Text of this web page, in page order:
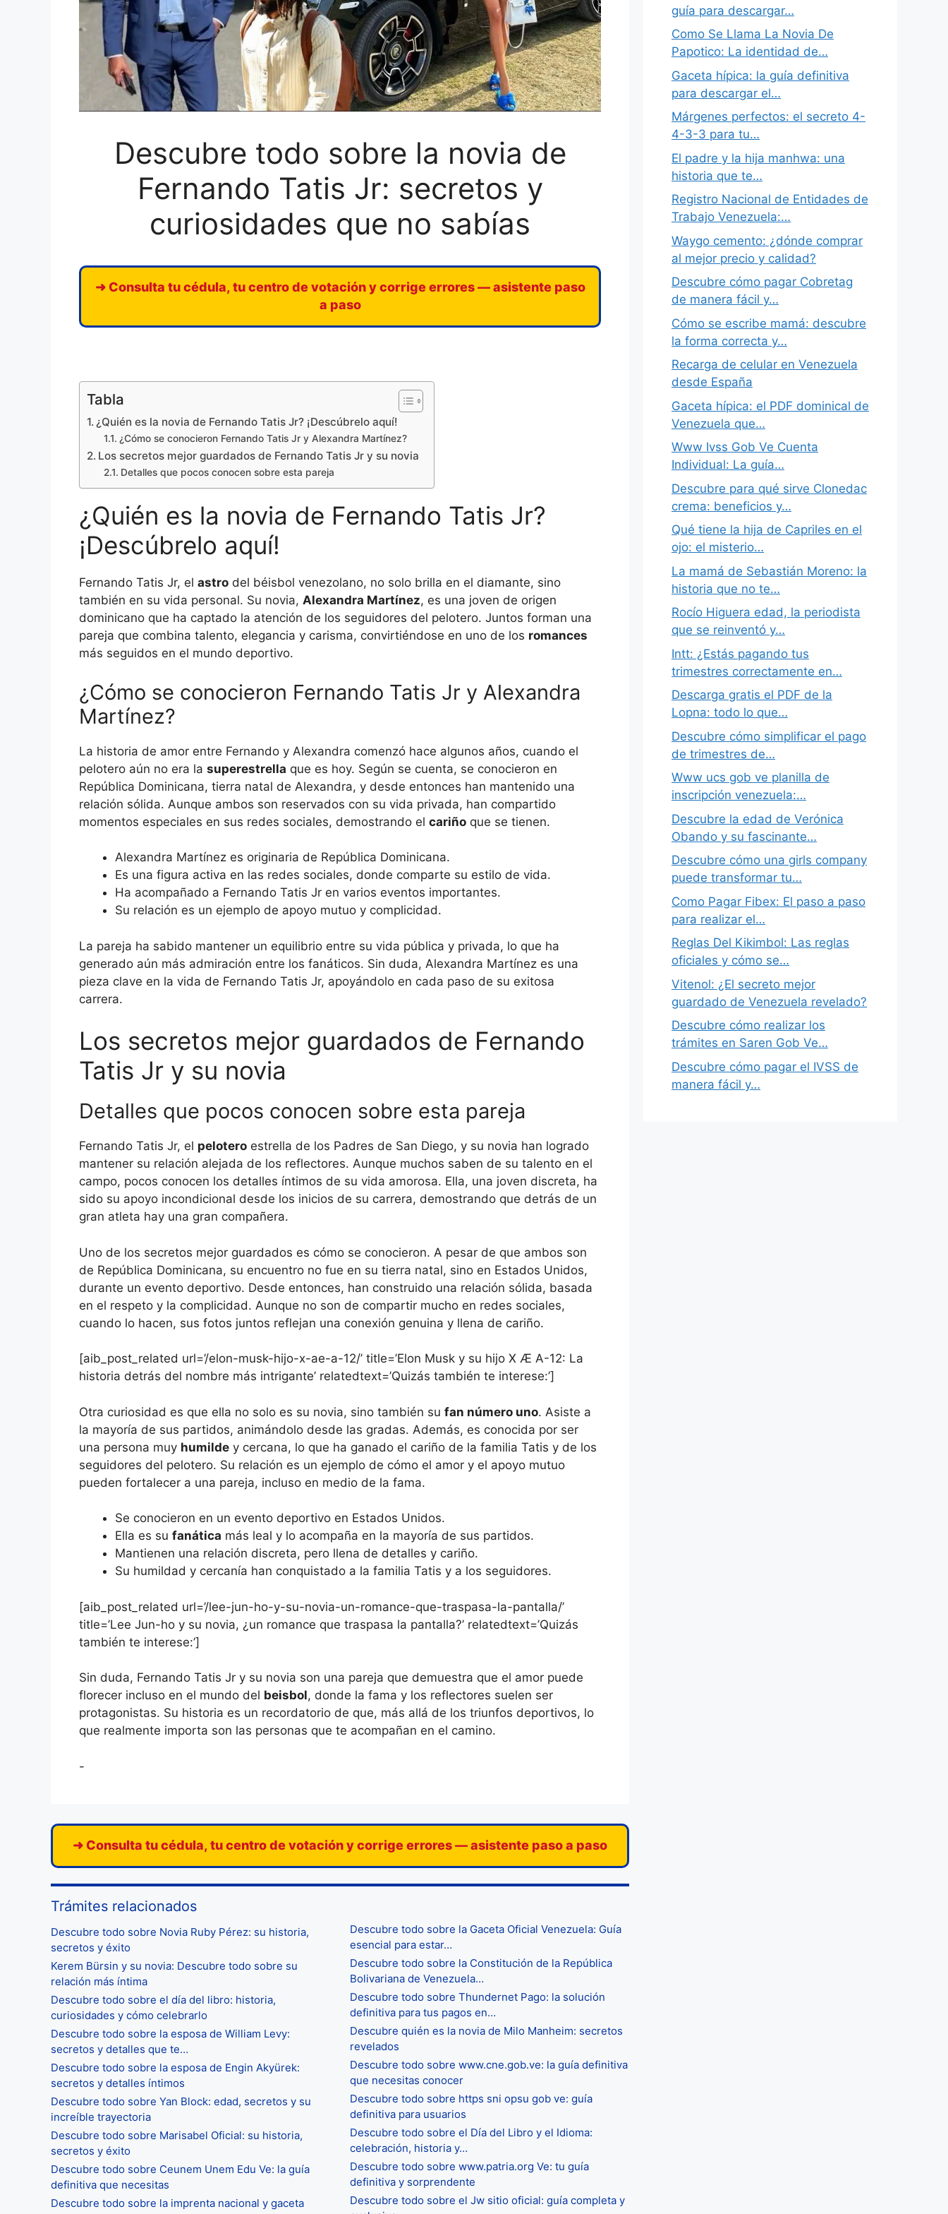
Descubre todo sobre la novia de
Fernando Tatis Jr: secretos y
curiosidades que no sabías
➜ Consulta tu cédula, tu centro de votación y corrige errores — asistente paso
a paso
Tabla
¿Quién es la novia de Fernando Tatis Jr? ¡Descúbrelo aquí!
¿Cómo se conocieron Fernando Tatis Jr y Alexandra Martínez?
Los secretos mejor guardados de Fernando Tatis Jr y su novia
Detalles que pocos conocen sobre esta pareja
¿Quién es la novia de Fernando Tatis Jr?
¡Descúbrelo aquí!
Fernando Tatis Jr, el astro del béisbol venezolano, no solo brilla en el diamante, sino
también en su vida personal. Su novia, Alexandra Martínez, es una joven de origen
dominicano que ha captado la atención de los seguidores del pelotero. Juntos forman una
pareja que combina talento, elegancia y carisma, convirtiéndose en uno de los romances
más seguidos en el mundo deportivo.
¿Cómo se conocieron Fernando Tatis Jr y Alexandra
Martínez?
La historia de amor entre Fernando y Alexandra comenzó hace algunos años, cuando el
pelotero aún no era la superestrella que es hoy. Según se cuenta, se conocieron en
República Dominicana, tierra natal de Alexandra, y desde entonces han mantenido una
relación sólida. Aunque ambos son reservados con su vida privada, han compartido
momentos especiales en sus redes sociales, demostrando el cariño que se tienen.
Alexandra Martínez es originaria de República Dominicana.
Es una figura activa en las redes sociales, donde comparte su estilo de vida.
Ha acompañado a Fernando Tatis Jr en varios eventos importantes.
Su relación es un ejemplo de apoyo mutuo y complicidad.
La pareja ha sabido mantener un equilibrio entre su vida pública y privada, lo que ha
generado aún más admiración entre los fanáticos. Sin duda, Alexandra Martínez es una
pieza clave en la vida de Fernando Tatis Jr, apoyándolo en cada paso de su exitosa
carrera.
Los secretos mejor guardados de Fernando
Tatis Jr y su novia
Detalles que pocos conocen sobre esta pareja
Fernando Tatis Jr, el pelotero estrella de los Padres de San Diego, y su novia han logrado
mantener su relación alejada de los reflectores. Aunque muchos saben de su talento en el
campo, pocos conocen los detalles íntimos de su vida amorosa. Ella, una joven discreta, ha
sido su apoyo incondicional desde los inicios de su carrera, demostrando que detrás de un
gran atleta hay una gran compañera.
Uno de los secretos mejor guardados es cómo se conocieron. A pesar de que ambos son
de República Dominicana, su encuentro no fue en su tierra natal, sino en Estados Unidos,
durante un evento deportivo. Desde entonces, han construido una relación sólida, basada
en el respeto y la complicidad. Aunque no son de compartir mucho en redes sociales,
cuando lo hacen, sus fotos juntos reflejan una conexión genuina y llena de cariño.
[aib_post_related url=’/elon-musk-hijo-x-ae-a-12/’ title=’Elon Musk y su hijo X Æ A-12: La
historia detrás del nombre más intrigante’ relatedtext=’Quizás también te interese:’]
Otra curiosidad es que ella no solo es su novia, sino también su fan número uno. Asiste a
la mayoría de sus partidos, animándolo desde las gradas. Además, es conocida por ser
una persona muy humilde y cercana, lo que ha ganado el cariño de la familia Tatis y de los
seguidores del pelotero. Su relación es un ejemplo de cómo el amor y el apoyo mutuo
pueden fortalecer a una pareja, incluso en medio de la fama.
Se conocieron en un evento deportivo en Estados Unidos.
Ella es su fanática más leal y lo acompaña en la mayoría de sus partidos.
Mantienen una relación discreta, pero llena de detalles y cariño.
Su humildad y cercanía han conquistado a la familia Tatis y a los seguidores.
[aib_post_related url=’/lee-jun-ho-y-su-novia-un-romance-que-traspasa-la-pantalla/’
title=’Lee Jun-ho y su novia, ¿un romance que traspasa la pantalla?’ relatedtext=’Quizás
también te interese:’]
Sin duda, Fernando Tatis Jr y su novia son una pareja que demuestra que el amor puede
florecer incluso en el mundo del beisbol, donde la fama y los reflectores suelen ser
protagonistas. Su historia es un recordatorio de que, más allá de los triunfos deportivos, lo
que realmente importa son las personas que te acompañan en el camino.
-
➜ Consulta tu cédula, tu centro de votación y corrige errores — asistente paso a paso
Trámites relacionados
Descubre todo sobre Novia Ruby Pérez: su historia,
secretos y éxito
Kerem Bürsin y su novia: Descubre todo sobre su
relación más íntima
Descubre todo sobre el día del libro: historia,
curiosidades y cómo celebrarlo
Descubre todo sobre la esposa de William Levy:
secretos y detalles que te…
Descubre todo sobre la esposa de Engin Akyürek:
secretos y detalles íntimos
Descubre todo sobre Yan Block: edad, secretos y su
increíble trayectoria
Descubre todo sobre Marisabel Oficial: su historia,
secretos y éxito
Descubre todo sobre Ceunem Unem Edu Ve: la guía
definitiva que necesitas
Descubre todo sobre la imprenta nacional y gaceta
Descubre todo sobre la Gaceta Oficial Venezuela: Guía
esencial para estar…
Descubre todo sobre la Constitución de la República
Bolivariana de Venezuela…
Descubre todo sobre Thundernet Pago: la solución
definitiva para tus pagos en…
Descubre quién es la novia de Milo Manheim: secretos
revelados
Descubre todo sobre www.cne.gob.ve: la guía definitiva
que necesitas conocer
Descubre todo sobre https sni opsu gob ve: guía
definitiva para usuarios
Descubre todo sobre el Día del Libro y el Idioma:
celebración, historia y…
Descubre todo sobre www.patria.org Ve: tu guía
definitiva y sorprendente
Descubre todo sobre el Jw sitio oficial: guía completa y
guía para descargar…
Como Se Llama La Novia De
Papotico: La identidad de…
Gaceta hípica: la guía definitiva
para descargar el…
Márgenes perfectos: el secreto 4-
4-3-3 para tu…
El padre y la hija manhwa: una
historia que te…
Registro Nacional de Entidades de
Trabajo Venezuela:…
Waygo cemento: ¿dónde comprar
al mejor precio y calidad?
Descubre cómo pagar Cobretag
de manera fácil y…
Cómo se escribe mamá: descubre
la forma correcta y…
Recarga de celular en Venezuela
desde España
Gaceta hípica: el PDF dominical de
Venezuela que…
Www Ivss Gob Ve Cuenta
Individual: La guía…
Descubre para qué sirve Clonedac
crema: beneficios y…
Qué tiene la hija de Capriles en el
ojo: el misterio…
La mamá de Sebastián Moreno: la
historia que no te…
Rocío Higuera edad, la periodista
que se reinventó y…
Intt: ¿Estás pagando tus
trimestres correctamente en…
Descarga gratis el PDF de la
Lopna: todo lo que…
Descubre cómo simplificar el pago
de trimestres de…
Www ucs gob ve planilla de
inscripción venezuela:…
Descubre la edad de Verónica
Obando y su fascinante…
Descubre cómo una girls company
puede transformar tu…
Como Pagar Fibex: El paso a paso
para realizar el…
Reglas Del Kikimbol: Las reglas
oficiales y cómo se…
Vitenol: ¿El secreto mejor
guardado de Venezuela revelado?
Descubre cómo realizar los
trámites en Saren Gob Ve…
Descubre cómo pagar el IVSS de
manera fácil y…